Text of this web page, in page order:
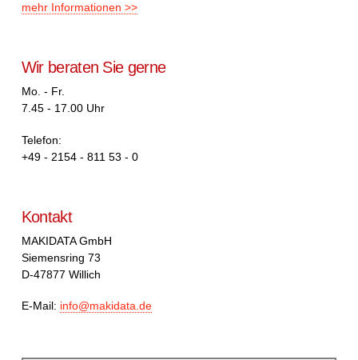
mehr Informationen >>
Wir beraten Sie gerne
Mo. - Fr.
7.45 - 17.00 Uhr
Telefon:
+49 - 2154 - 811 53 - 0
Kontakt
MAKIDATA GmbH
Siemensring 73
D-47877 Willich
E-Mail: info@makidata.de